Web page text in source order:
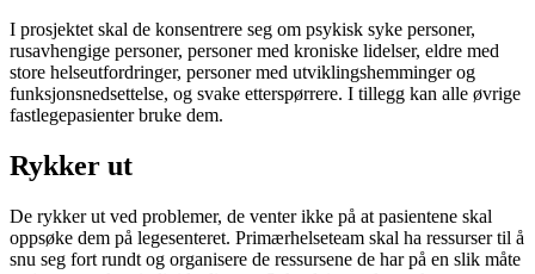
I prosjektet skal de konsentrere seg om psykisk syke personer,
rusavhengige personer, personer med kroniske lidelser, eldre med
store helseutfordringer, personer med utviklingshemminger og
funksjonsnedsettelse, og svake etterspørrere. I tillegg kan alle øvrige
fastlegepasienter bruke dem.
Rykker ut
De rykker ut ved problemer, de venter ikke på at pasientene skal
oppsøke dem på legesenteret. Primærhelseteam skal ha ressurser til å
snu seg fort rundt og organisere de ressursene de har på en slik måte